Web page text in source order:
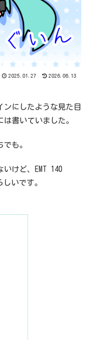
2025.01.27 2026.06.13
ンにしたような見た目
書いていました。
も。
けど、EMT 140
いです。